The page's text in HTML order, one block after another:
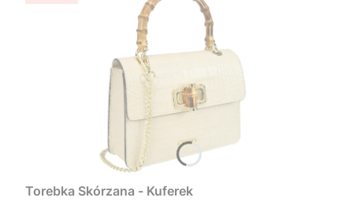
Torebka Skórzana - Kuferek